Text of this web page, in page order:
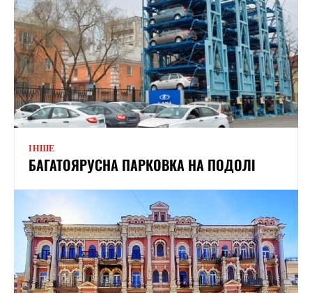
ІНШЕ
БАГАТОЯРУСНА ПАРКОВКА НА ПОДОЛІ